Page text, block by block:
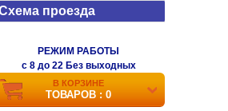
проезда
РЕЖИМ РАБОТЫ
c 8 до 22 Без выходных
В КОРЗИНЕ
ТОВАРОВ : 0